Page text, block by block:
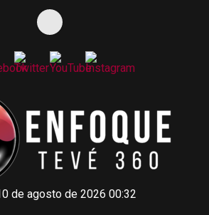
de agosto de 2026 00:32